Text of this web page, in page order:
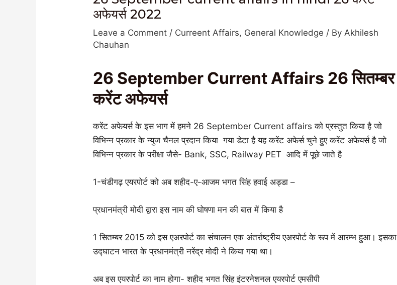
अफेयर्स 2022
Leave a Comment / Curreent Affairs, General Knowledge / By Akhilesh
Chauhan
26 September Current Affairs 26 सितम्बर
करेंट अफेयर्स
करेंट अफेयर्स के इस भाग में हमने 26 September Current affairs को प्रस्तुत किया है जो
विभिन्न प्रकार के न्युज चैनल प्रदान किया गया डेटा है यह करेंट अफेर्स चुने हुए करेंट अफेयर्स है जो
विभिन्न प्रकार के परीक्षा जैसे- Bank, SSC, Railway PET आदि में पूछे जाते है
1-चंडीगढ़ एयरपोर्ट को अब शहीद-ए-आजम भगत सिंह हवाई अड्डा –
प्रधानमंत्री मोदी द्वारा इस नाम की घोषणा मन की बात में किया है
1 सितम्बर 2015 को इस एअरपोर्ट का संचालन एक अंतर्राष्ट्रीय एअरपोर्ट के रूप में आरम्भ हुआ। इसका
उद्घाटन भारत के प्रधानमंत्री नरेंद्र मोदी ने किया गया था।
अब इस एयरपोर्ट का नाम होगा- शहीद भगत सिंह इंटरनेशनल एयरपोर्ट एमसीपी